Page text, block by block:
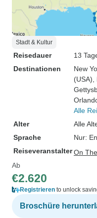
Stadt & Kultur
Reisedauer
13
Destinationen
New
(USA)
Alle
Alter
Alle
Sprache
Nur:
ReiseveranstalterOn
Ab
€2.620
Registrieren to unlock
Broschüre